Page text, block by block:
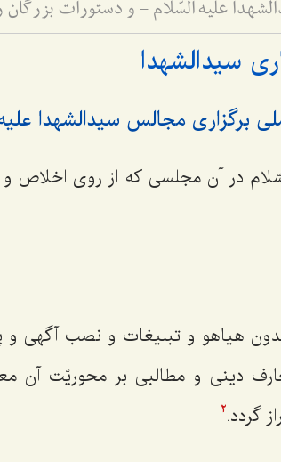
علیه السّلام - و دستورات
سیدالشهدا
در آن مجلسی که از روی اخلاص
هیاهو و تبلیغات و نصب آگهی و
دینی و مطالبی بر محوریّت آن
گردد.2